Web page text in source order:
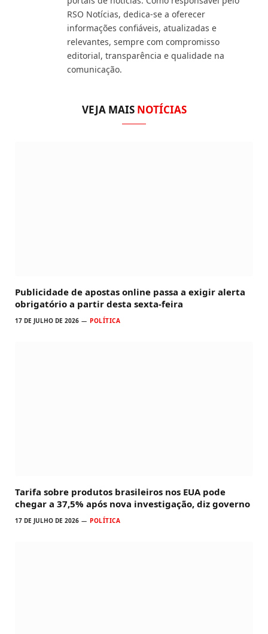
RSO Notícias, dedica-se a oferecer
informações confiáveis, atualizadas e
relevantes, sempre com compromisso
editorial, transparência e qualidade na
comunicação.
VEJA MAIS NOTÍCIAS
Publicidade de apostas online passa a exigir alerta
obrigatório a partir desta sexta-feira
17 DE JULHO DE 2026 POLÍTICA
Tarifa sobre produtos brasileiros nos EUA pode
chegar a 37,5% após nova investigação, diz governo
17 DE JULHO DE 2026 POLÍTICA